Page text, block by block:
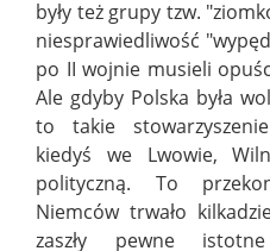
były też grupy tzw.
niesprawiedliwość
po II wojnie musieli
Ale gdyby Polska była
to takie
kiedyś we Lwowie,
polityczną. To
Niemców trwało
zaszły pewne